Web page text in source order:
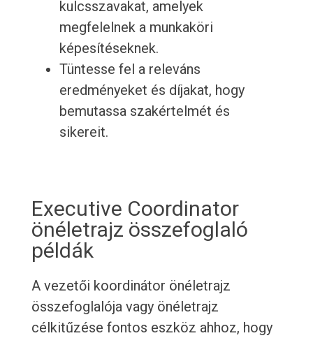
kulcsszavakat, amelyek
megfelelnek a munkaköri
képesítéseknek.
Tüntesse fel a releváns
eredményeket és díjakat, hogy
bemutassa szakértelmét és
sikereit.
Executive Coordinator
önéletrajz összefoglaló
példák
A vezetői koordinátor önéletrajz
összefoglalója vagy önéletrajz
célkitűzése fontos eszköz ahhoz, hogy